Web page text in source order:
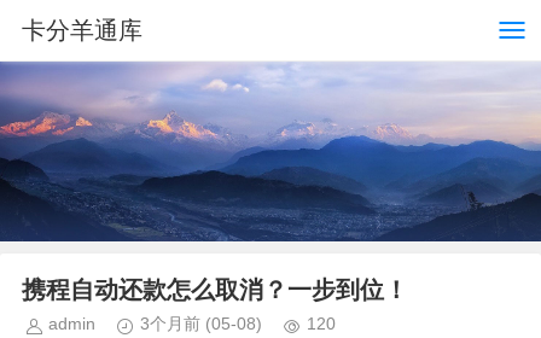
卡分羊通库
携程自动还款怎么取消？一步到位！
admin 3个月前 (05-08) 120